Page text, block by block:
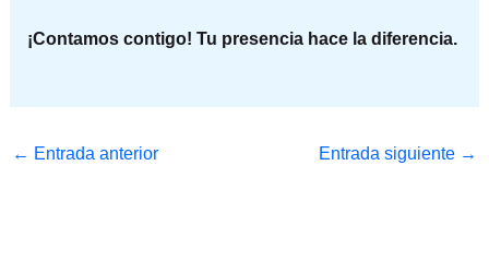
¡Contamos contigo! Tu presencia hace la diferencia.
← Entrada anterior Entrada siguiente →